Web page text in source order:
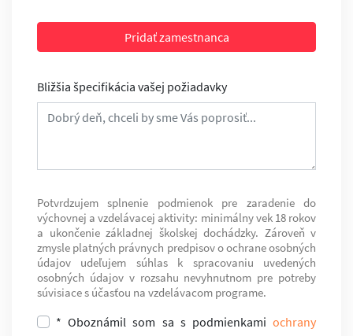
Pridať zamestnanca
Bližšia špecifikácia vašej požiadavky
Potvrdzujem splnenie podmienok pre zaradenie do
výchovnej a vzdelávacej aktivity: minimálny vek 18 rokov
a ukončenie základnej školskej dochádzky. Zároveň v
zmysle platných právnych predpisov o ochrane osobných
údajov udeľujem súhlas k spracovaniu uvedených
osobných údajov v rozsahu nevyhnutnom pre potreby
súvisiace s účasťou na vzdelávacom programe.
* Oboznámil som sa s podmienkami ochrany